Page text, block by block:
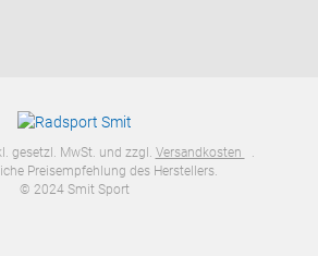
gesetzl. MwSt. und zzgl. Versandkosten .
Preisempfehlung des Herstellers.
© 2024 Smit Sport